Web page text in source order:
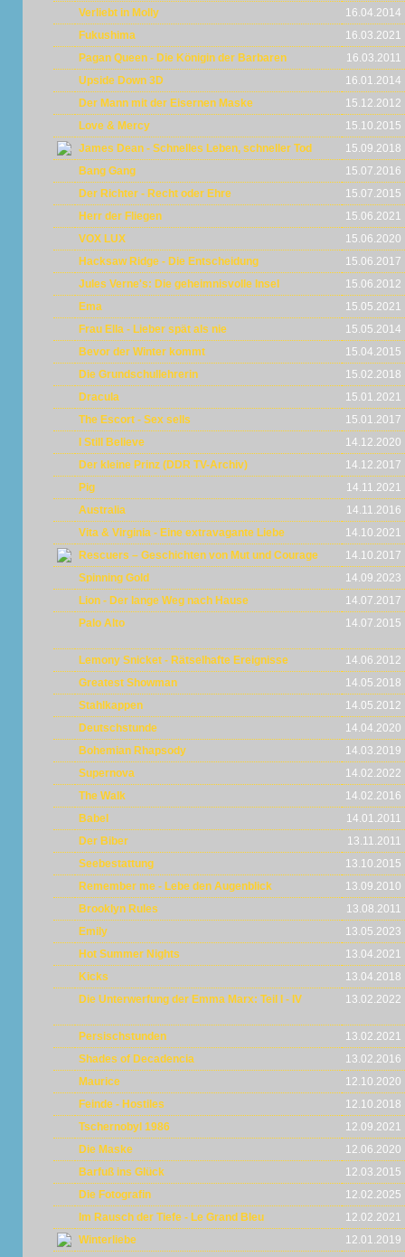
Verliebt in Molly
16.04.2014
Fukushima
16.03.2021
Pagan Queen - Die Königin der Barbaren
16.03.2011
Upside Down 3D
16.01.2014
Der Mann mit der Eisernen Maske
15.12.2012
Love & Mercy
15.10.2015
James Dean - Schnelles Leben, schneller Tod
15.09.2018
Bang Gang
15.07.2016
Der Richter - Recht oder Ehre
15.07.2015
Herr der Fliegen
15.06.2021
VOX LUX
15.06.2020
Hacksaw Ridge - Die Entscheidung
15.06.2017
Jules Verne's: Die geheimnisvolle Insel
15.06.2012
Ema
15.05.2021
Frau Ella - Lieber spät als nie
15.05.2014
Bevor der Winter kommt
15.04.2015
Die Grundschullehrerin
15.02.2018
Dracula
15.01.2021
The Escort - Sex sells
15.01.2017
I Still Believe
14.12.2020
Der kleine Prinz (DDR TV-Archiv)
14.12.2017
Pig
14.11.2021
Australia
14.11.2016
Vita & Virginia - Eine extravagante Liebe
14.10.2021
Rescuers – Geschichten von Mut und Courage
14.10.2017
Spinning Gold
14.09.2023
Lion - Der lange Weg nach Hause
14.07.2017
Palo Alto
14.07.2015
Lemony Snicket - Rätselhafte Ereignisse
14.06.2012
Greatest Showman
14.05.2018
Stahlkappen
14.05.2012
Deutschstunde
14.04.2020
Bohemian Rhapsody
14.03.2019
Supernova
14.02.2022
The Walk
14.02.2016
Babel
14.01.2011
Der Biber
13.11.2011
Seebestattung
13.10.2015
Remember me - Lebe den Augenblick
13.09.2010
Brooklyn Rules
13.08.2011
Emily
13.05.2023
Hot Summer Nights
13.04.2021
Kicks
13.04.2018
Die Unterwerfung der Emma Marx: Teil I - IV
13.02.2022
Persischstunden
13.02.2021
Shades of Decadencia
13.02.2016
Maurice
12.10.2020
Feinde - Hostiles
12.10.2018
Tschernobyl 1986
12.09.2021
Die Maske
12.06.2020
Barfuß ins Glück
12.03.2015
Die Fotografin
12.02.2025
Im Rausch der Tiefe - Le Grand Bleu
12.02.2021
Winterliebe
12.01.2019